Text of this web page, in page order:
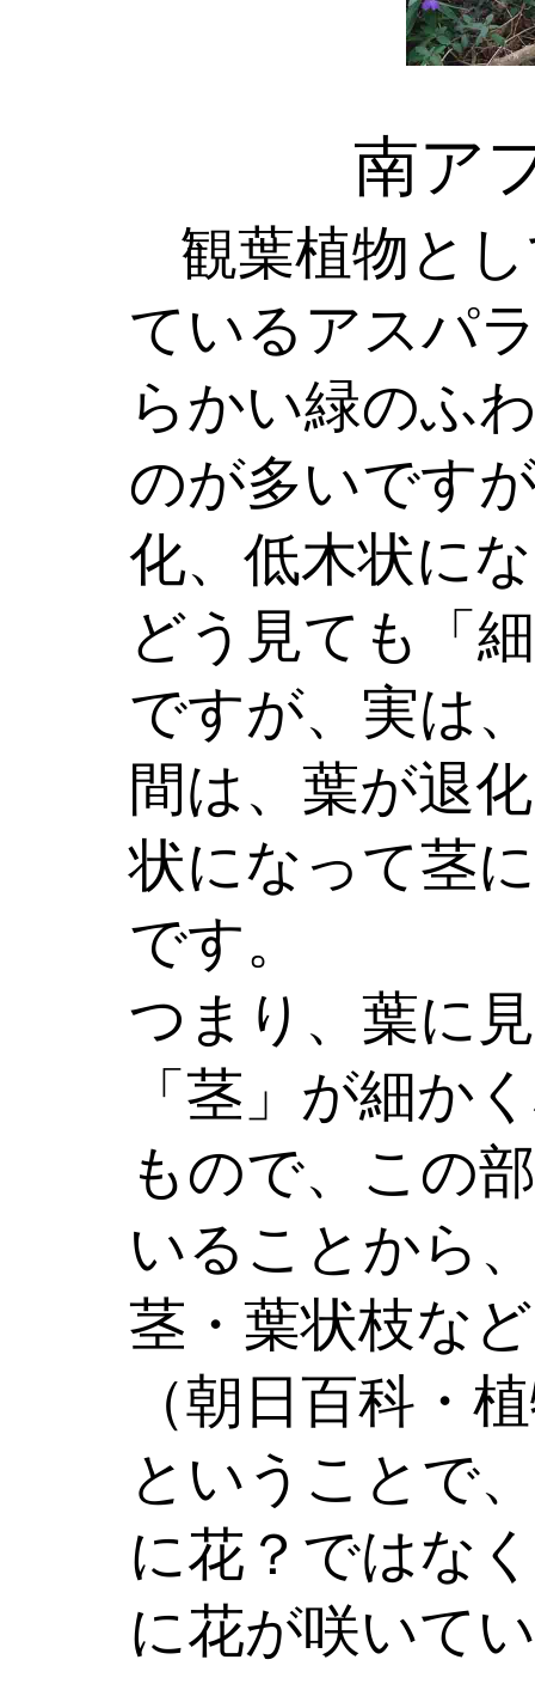
南ア
観葉植物と
ているアスパ
らかい緑のふ
のが多いです
化、低木状に
どう見ても「
ですが、実は
間は、葉が退
状になって茎
です。
つまり、葉に
「茎」が細か
もので、この
いることから
茎・葉状枝な
（朝日百科・
ということで
に花？ではな
に花が咲いて